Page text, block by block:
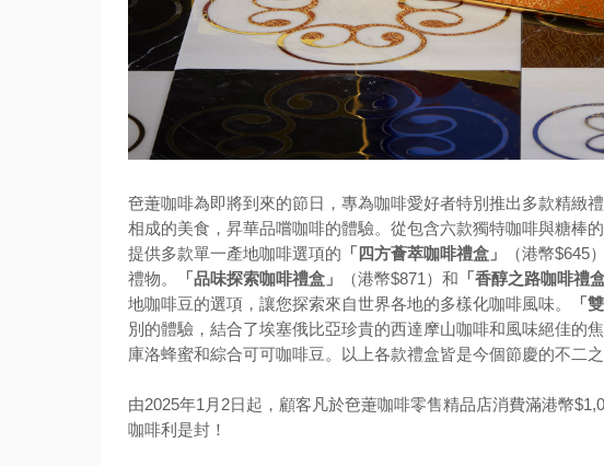
夿萐咖啡為即將到來的節日，專為咖啡愛好者特別推出多款精緻
相成的美食，昇華品嚐咖啡的體驗。從包含六款獨特咖啡與糖棒的
提供多款單一產地咖啡選項的 「四方薈萃咖啡禮盒」
（港幣$645
禮物。
「品味探索咖啡禮盒」 （港幣$871）和 「香醇之路咖啡禮盒
地咖啡豆的選項，讓您探索來自世界各地的多樣化咖啡風味。
「
別的體驗，結合了埃塞俄比亞珍貴的西達摩山咖啡和風味絕佳的
庫洛蜂蜜和綜合可可咖啡豆。以上各款禮盒皆是今個節慶的不二
由2025年1月2日起，顧客凡於夿萐咖啡零售精品店消費滿港幣
咖啡利是封！